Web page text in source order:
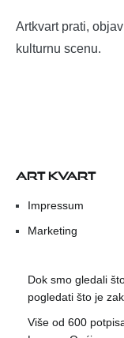
Artkvart prati,
kulturnu scenu.
ART KVART
Impressum
Marketing
Dok smo gledali
pogledati što je
Više od 600